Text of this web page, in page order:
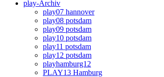
play-Archiv
play07 hannover
play08 potsdam
play09 potsdam
play10 potsdam
play11 potsdam
play12 potsdam
playhamburg12
PLAY13 Hamburg